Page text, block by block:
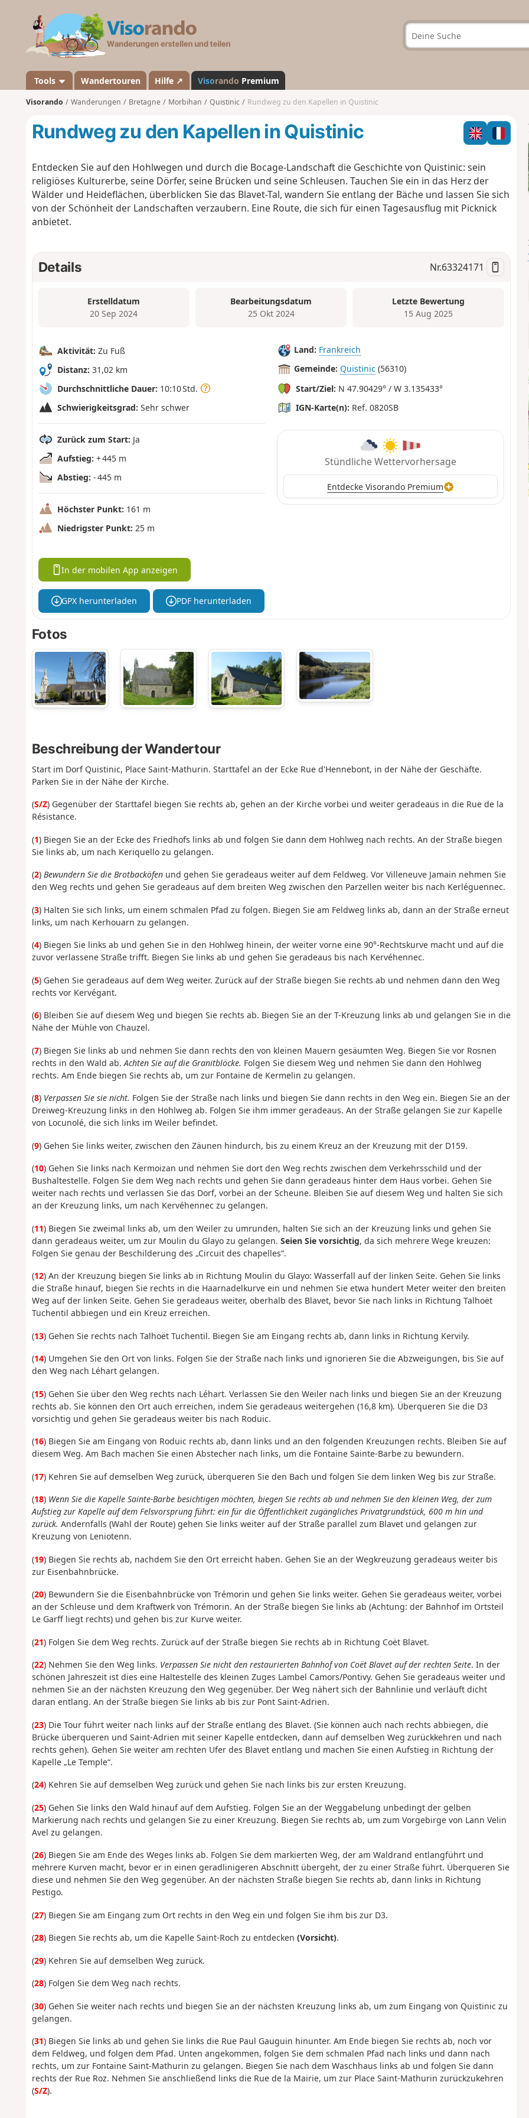
a
n
d
Tools Wandertouren Hilfe ↗ Visorando Premium
Visorando Wanderungen Bretagne Morbihan Quistinic Rundweg zu den Kapellen in Quistinic
Rundweg zu den Kapellen in Quistinic
Entdecken Sie auf den Hohlwegen und durch die Bocage-Landschaft die Geschichte von Quistinic: sein
religiöses Kulturerbe, seine Dörfer, seine Brücken und seine Schleusen. Tauchen Sie ein in das Herz der
Wälder und Heideflächen, überblicken Sie das Blavet-Tal, wandern Sie entlang der Bäche und lassen Sie sich
von der Schönheit der Landschaften verzaubern. Eine Route, die sich für einen Tagesausflug mit Picknick
anbietet.
Details Nr.63324171
Erstelldatum
20 Sep 2024
Bearbeitungsdatum
25 Okt 2024
Letzte Bewertung
15 Aug 2025
Aktivität: Zu Fuß
Distanz: 31,02 km
Durchschnittliche Dauer: 10:10 Std.
Schwierigkeitsgrad: Sehr schwer
Zurück zum Start: Ja
Aufstieg: + 445 m
Abstieg: - 445 m
Höchster Punkt: 161 m
Niedrigster Punkt: 25 m
Land: Frankreich
Gemeinde: Quistinic (56310)
Start/Ziel: N 47.90429° / W 3.135433°
IGN-Karte(n): Ref. 0820SB
Stündliche Wettervorhersage
Entdecke Visorando Premium
In der mobilen App anzeigen
GPX herunterladen PDF herunterladen
Fotos
Beschreibung der Wandertour
Start im Dorf Quistinic, Place Saint-Mathurin. Starttafel an der Ecke Rue d'Hennebont, in der Nähe der Geschäfte.
Parken Sie in der Nähe der Kirche.
(S/Z) Gegenüber der Starttafel biegen Sie rechts ab, gehen an der Kirche vorbei und weiter geradeaus in die Rue de la
Résistance.
(1) Biegen Sie an der Ecke des Friedhofs links ab und folgen Sie dann dem Hohlweg nach rechts. An der Straße biegen
Sie links ab, um nach Keriquello zu gelangen.
(2) Bewundern Sie die Brotbacköfenund gehen Sie geradeaus weiter auf dem Feldweg. Vor Villeneuve Jamain nehmen Sie
den Weg rechts und gehen Sie geradeaus auf dem breiten Weg zwischen den Parzellen weiter bis nach Kerléguennec.
(3) Halten Sie sich links, um einem schmalen Pfad zu folgen. Biegen Sie am Feldweg links ab, dann an der Straße erneut
links, um nach Kerhouarn zu gelangen.
(4) Biegen Sie links ab und gehen Sie in den Hohlweg hinein, der weiter vorne eine 90°-Rechtskurve macht und auf die
zuvor verlassene Straße trifft. Biegen Sie links ab und gehen Sie geradeaus bis nach Kervéhennec.
(5) Gehen Sie geradeaus auf dem Weg weiter. Zurück auf der Straße biegen Sie rechts ab und nehmen dann den Weg
rechts vor Kervégant.
(6) Bleiben Sie auf diesem Weg und biegen Sie rechts ab. Biegen Sie an der T-Kreuzung links ab und gelangen Sie in die
Nähe der Mühle von Chauzel.
(7) Biegen Sie links ab und nehmen Sie dann rechts den von kleinen Mauern gesäumten Weg. Biegen Sie vor Rosnen
rechts in den Wald ab.Achten Sie auf die Granitblöcke. Folgen Sie diesem Weg und nehmen Sie dann den Hohlweg
rechts. Am Ende biegen Sie rechts ab, um zur Fontaine de Kermelin zu gelangen.
(8) Verpassen Sie sie nicht. Folgen Sie der Straße nach links und biegen Sie dann rechts in den Weg ein. Biegen Sie an der
Dreiweg-Kreuzung links in den Hohlweg ab. Folgen Sie ihm immer geradeaus. An der Straße gelangen Sie zur Kapelle
von Locunolé, die sich links im Weiler befindet.
(9) Gehen Sie links weiter, zwischen den Zäunen hindurch, bis zu einem Kreuz an der Kreuzung mit der D159.
(10) Gehen Sie links nach Kermoizan und nehmen Sie dort den Weg rechts zwischen dem Verkehrsschild und der
Bushaltestelle. Folgen Sie dem Weg nach rechts und gehen Sie dann geradeaus hinter dem Haus vorbei. Gehen Sie
weiter nach rechts und verlassen Sie das Dorf, vorbei an der Scheune. Bleiben Sie auf diesem Weg und halten Sie sich
an der Kreuzung links, um nach Kervéhennec zu gelangen.
(11) Biegen Sie zweimal links ab, um den Weiler zu umrunden, halten Sie sich an der Kreuzung links und gehen Sie
dann geradeaus weiter, um zur Moulin du Glayo zu gelangen. Seien Sie vorsichtig, da sich mehrere Wege kreuzen:
Folgen Sie genau der Beschilderung des „Circuit des chapelles“.
(12) An der Kreuzung biegen Sie links ab in Richtung Moulin du Glayo: Wasserfall auf der linken Seite. Gehen Sie links
die Straße hinauf, biegen Sie rechts in die Haarnadelkurve ein und nehmen Sie etwa hundert Meter weiter den breiten
Weg auf der linken Seite. Gehen Sie geradeaus weiter, oberhalb des Blavet, bevor Sie nach links in Richtung Talhoët
Tuchentil abbiegen und ein Kreuz erreichen.
(13) Gehen Sie rechts nach Talhoët Tuchentil. Biegen Sie am Eingang rechts ab, dann links in Richtung Kervily.
(14) Umgehen Sie den Ort von links. Folgen Sie der Straße nach links und ignorieren Sie die Abzweigungen, bis Sie auf
den Weg nach Léhart gelangen.
(15) Gehen Sie über den Weg rechts nach Léhart. Verlassen Sie den Weiler nach links und biegen Sie an der Kreuzung
rechts ab. Sie können den Ort auch erreichen, indem Sie geradeaus weitergehen (16,8 km). Überqueren Sie die D3
vorsichtig und gehen Sie geradeaus weiter bis nach Roduic.
(16) Biegen Sie am Eingang von Roduic rechts ab, dann links und an den folgenden Kreuzungen rechts. Bleiben Sie auf
diesem Weg. Am Bach machen Sie einen Abstecher nach links, um die Fontaine Sainte-Barbe zu bewundern.
(17) Kehren Sie auf demselben Weg zurück, überqueren Sie den Bach und folgen Sie dem linken Weg bis zur Straße.
(18) Wenn Sie die Kapelle Sainte-Barbe besichtigen möchten, biegen Sie rechts ab und nehmen Sie den kleinen Weg, der zum
Aufstieg zur Kapelle auf dem Felsvorsprung führt: ein für die Öffentlichkeit zugängliches Privatgrundstück, 600 m hin und
zurück. Andernfalls (Wahl der Route) gehen Sie links weiter auf der Straße parallel zum Blavet und gelangen zur
Kreuzung von Leniotenn.
(19) Biegen Sie rechts ab, nachdem Sie den Ort erreicht haben. Gehen Sie an der Wegkreuzung geradeaus weiter bis
zur Eisenbahnbrücke.
(20) Bewundern Sie die Eisenbahnbrücke von Trémorin und gehen Sie links weiter. Gehen Sie geradeaus weiter, vorbei
an der Schleuse und dem Kraftwerk von Trémorin. An der Straße biegen Sie links ab (Achtung: der Bahnhof im Ortsteil
Le Garff liegt rechts) und gehen bis zur Kurve weiter.
(21) Folgen Sie dem Weg rechts. Zurück auf der Straße biegen Sie rechts ab in Richtung Coët Blavet.
(22) Nehmen Sie den Weg links. Verpassen Sie nicht den restaurierten Bahnhof von Coët Blavet auf der rechten Seite. In der
schönen Jahreszeit ist dies eine Haltestelle des kleinen Zuges Lambel Camors/Pontivy. Gehen Sie geradeaus weiter und
nehmen Sie an der nächsten Kreuzung den Weg gegenüber. Der Weg nähert sich der Bahnlinie und verläuft dicht
daran entlang. An der Straße biegen Sie links ab bis zur Pont Saint-Adrien.
(23) Die Tour führt weiter nach links auf der Straße entlang des Blavet. (Sie können auch nach rechts abbiegen, die
Brücke überqueren und Saint-Adrien mit seiner Kapelle entdecken, dann auf demselben Weg zurückkehren und nach
rechts gehen). Gehen Sie weiter am rechten Ufer des Blavet entlang und machen Sie einen Aufstieg in Richtung der
Kapelle „Le Temple“.
(24) Kehren Sie auf demselben Weg zurück und gehen Sie nach links bis zur ersten Kreuzung.
(25) Gehen Sie links den Wald hinauf auf dem Aufstieg. Folgen Sie an der Weggabelung unbedingt der gelben
Markierung nach rechts und gelangen Sie zu einer Kreuzung. Biegen Sie rechts ab, um zum Vorgebirge von Lann Velin
Avel zu gelangen.
(26) Biegen Sie am Ende des Weges links ab. Folgen Sie dem markierten Weg, der am Waldrand entlangführt und
mehrere Kurven macht, bevor er in einen geradlinigeren Abschnitt übergeht, der zu einer Straße führt. Überqueren Sie
diese und nehmen Sie den Weg gegenüber. An der nächsten Straße biegen Sie rechts ab, dann links in Richtung
Pestigo.
(27) Biegen Sie am Eingang zum Ort rechts in den Weg ein und folgen Sie ihm bis zur D3.
(28) Biegen Sie rechts ab, um die Kapelle Saint-Roch zu entdecken (Vorsicht).
(29) Kehren Sie auf demselben Weg zurück.
(28) Folgen Sie dem Weg nach rechts.
(30) Gehen Sie weiter nach rechts und biegen Sie an der nächsten Kreuzung links ab, um zum Eingang von Quistinic zu
gelangen.
(31) Biegen Sie links ab und gehen Sie links die Rue Paul Gauguin hinunter. Am Ende biegen Sie rechts ab, noch vor
dem Feldweg, und folgen dem Pfad. Unten angekommen, folgen Sie dem schmalen Pfad nach links und dann nach
rechts, um zur Fontaine Saint-Mathurin zu gelangen. Biegen Sie nach dem Waschhaus links ab und folgen Sie dann
rechts der Rue Roz. Nehmen Sie anschließend links die Rue de la Mairie, um zur Place Saint-Mathurin zurückzukehren
(S/Z).